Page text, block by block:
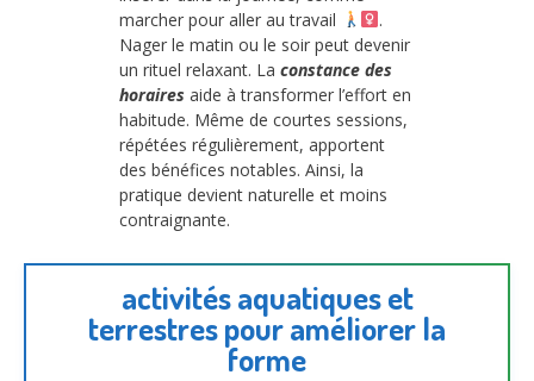
marcher pour aller au travail
.
Nager le matin ou le soir peut devenir
un rituel relaxant. La constance des
horaires aide à transformer l’effort en
habitude. Même de courtes sessions,
répétées régulièrement, apportent
des bénéfices notables. Ainsi, la
pratique devient naturelle et moins
contraignante.
activités aquatiques et
terrestres pour améliorer la
forme